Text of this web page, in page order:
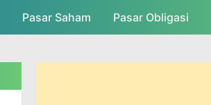
Pasar Saham Pasar Obligasi